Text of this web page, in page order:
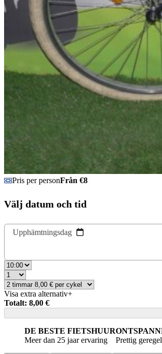
Pris per personFrån €8
Välj datum och tid
Upphämtningsdag
Visa extra alternativ+
Totalt: 8,00 €
DE BESTE FIETSHUUR
Meer dan 25 jaar ervaring
Prettig